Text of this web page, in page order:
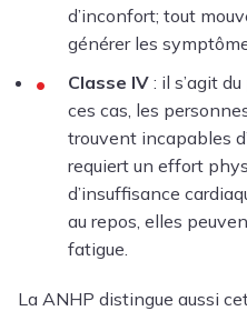
d’inconfort; tout
générer les
Classe IV : il s’agit
ces cas, les
trouvent incapables
requiert un effort
d’insuffisance
au repos, elles
fatigue.
La ANHP distingue aussi